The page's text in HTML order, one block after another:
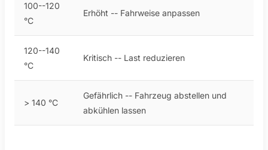
100--120
°C
Erhöht -- Fahrweise anpassen
120--140
°C
Kritisch -- Last reduzieren
> 140 °C
Gefährlich -- Fahrzeug abstellen und
abkühlen lassen